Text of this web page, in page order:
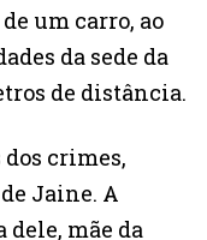
um carro, ao
da sede da
de distância.
crimes,
Jaine. A
mãe da